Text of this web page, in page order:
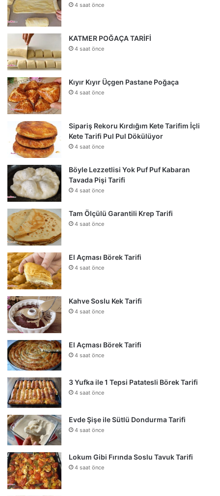
4 saat önce
KATMER POĞAÇA TARİFİ
4 saat önce
Kıyır Kıyır Üçgen Pastane Poğaça
4 saat önce
Sipariş Rekoru Kırdığım Kete Tarifim İçli
Kete Tarifi Pul Pul Dökülüyor
4 saat önce
Böyle Lezzetlisi Yok Puf Puf Kabaran
Tavada Pişi Tarifi
4 saat önce
Tam Ölçülü Garantili Krep Tarifi
4 saat önce
El Açması Börek Tarifi
4 saat önce
Kahve Soslu Kek Tarifi
4 saat önce
El Açması Börek Tarifi
4 saat önce
3 Yufka ile 1 Tepsi Patatesli Börek Tarifi
4 saat önce
Evde Şişe ile Sütlü Dondurma Tarifi
4 saat önce
Lokum Gibi Fırında Soslu Tavuk Tarifi
4 saat önce